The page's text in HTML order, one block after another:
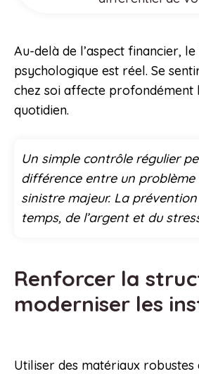
Au-delà de l’aspect financier,
psychologique est réel. Se
chez soi affecte profondément
quotidien.
Un simple contrôle régulier
différence entre un problème
sinistre majeur. La
temps, de l’argent et du
Renforcer la
moderniser les
Utiliser des matériaux